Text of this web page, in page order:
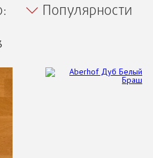
Популярности